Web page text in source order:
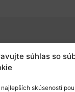
súhlas so
skúseností
a